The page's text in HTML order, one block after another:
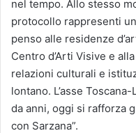
nel tempo. Allo stesso
protocollo rappresenti
penso alle residenze
Centro d’Arti Visive e
relazioni culturali e
lontano. L’asse
da anni, oggi si rafforza
con Sarzana”.